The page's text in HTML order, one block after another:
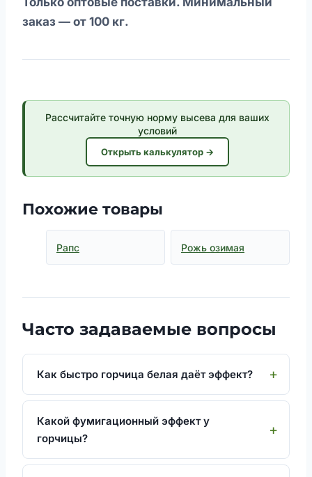
заказ — от 100 кг.
Рассчитайте точную норму высева для ваших
условий
Открыть калькулятор →
Похожие товары
Рапс Рожь озимая
Часто задаваемые вопросы
Как быстро горчица белая даёт эффект?
Какой фумигационный эффект у
горчицы?